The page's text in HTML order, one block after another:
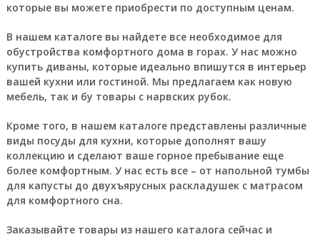
которые вы можете приобрести по доступным ценам.
В нашем каталоге вы найдете все необходимое для
обустройства комфортного дома в горах. У нас можно
купить диваны, которые идеально впишутся в интерьер
вашей кухни или гостиной. Мы предлагаем как новую
мебель, так и бу товары с нарвских рубок.
Кроме того, в нашем каталоге представлены различные
виды посуды для кухни, которые дополнят вашу
коллекцию и сделают ваше горное пребывание еще
более комфортным. У нас есть все – от напольной тумбы
для капусты до двухъярусных раскладушек с матрасом
для комфортного сна.
Заказывайте товары из нашего каталога сейчас и